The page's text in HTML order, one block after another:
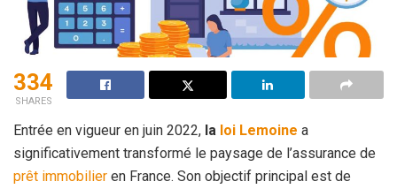
334
SHARES
Entrée en vigueur en juin 2022, la loi Lemoine a
significativement transformé le paysage de l’assurance de
prêt immobilier en France. Son objectif principal est de